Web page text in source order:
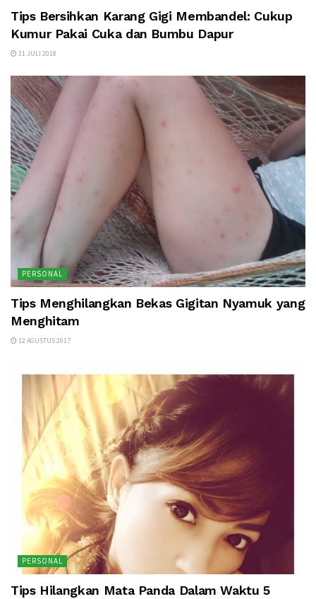
Tips Bersihkan Karang Gigi Membandel: Cukup
Kumur Pakai Cuka dan Bumbu Dapur
31 JULI 2018
PERSONAL
Tips Menghilangkan Bekas Gigitan Nyamuk yang
Menghitam
12 AGUSTUS 2017
PERSONAL
Tips Hilangkan Mata Panda Dalam Waktu 5